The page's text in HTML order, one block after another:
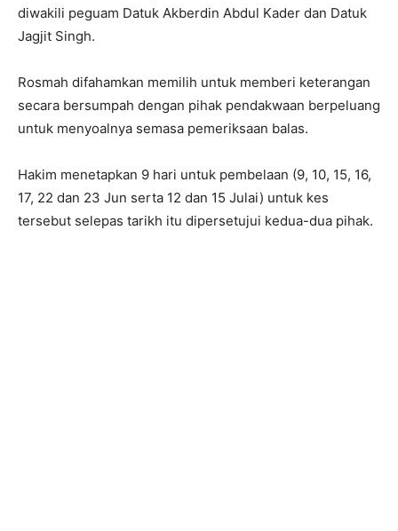
diwakili peguam Datuk Akberdin Abdul Kader dan Datuk
Jagjit Singh.
Rosmah difahamkan memilih untuk memberi keterangan
secara bersumpah dengan pihak pendakwaan berpeluang
untuk menyoalnya semasa pemeriksaan balas.
Hakim menetapkan 9 hari untuk pembelaan (9, 10, 15, 16,
17, 22 dan 23 Jun serta 12 dan 15 Julai) untuk kes
tersebut selepas tarikh itu dipersetujui kedua-dua pihak.